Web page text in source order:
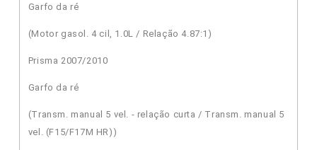
Garfo da ré
(Motor gasol. 4 cil, 1.0L / Relação 4.87:1)
Prisma 2007/2010
Garfo da ré
(Transm. manual 5 vel. - relação curta / Transm. manual 5
vel. (F15/F17M HR))